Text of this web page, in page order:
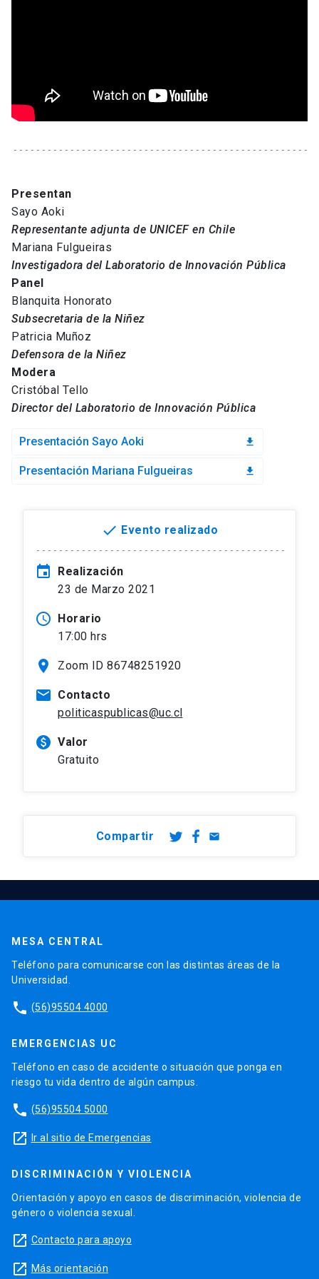
Presentan
Sayo Aoki
Representante adjunta de UNICEF en Chile
Mariana Fulgueiras
Investigadora del Laboratorio de Innovación Pública
Panel
Blanquita Honorato
Subsecretaria de la Niñez
Patricia Muñoz
Defensora de la Niñez
Modera
Cristóbal Tello
Director del Laboratorio de Innovación Pública
Presentación Sayo Aoki file_download
Presentación Mariana Fulgueiras file_download
done Evento realizado
event
Realización
23 de Marzo 2021
access_time Horario
17:00 hrs
location_on Zoom ID 86748251920
mail Contacto
politicaspublicas@uc.cl
paid Valor
Gratuito
Compartir email
MESA CENTRAL
Teléfono para comunicarse con las distintas áreas de la
Universidad.
phone (56)95504 4000
EMERGENCIAS UC
Teléfono en caso de accidente o situación que ponga en
riesgo tu vida dentro de algún campus.
phone (56)95504 5000
launch Ir al sitio de Emergencias
DISCRIMINACIÓN Y VIOLENCIA
Orientación y apoyo en casos de discriminación, violencia de
género o violencia sexual.
launch Contacto para apoyo
launch Más orientación